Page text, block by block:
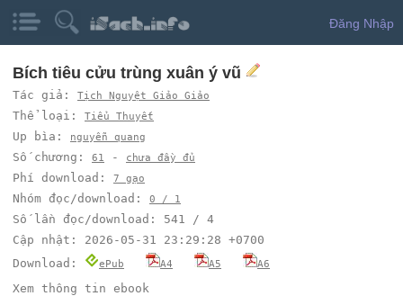
Đăng Nhập
Bích tiêu cửu trùng xuân ý vũ
Tác giả: Tịch Nguyệt Giảo Giảo
Thể loại: Tiểu Thuyết
Up bìa: nguyễn quang
Số chương: 61 - chưa đầy đủ
Phí download: 7 gạo
Nhóm đọc/download: 0 / 1
Số lần đọc/download: 541 / 4
Cập nhật: 2026-05-31 23:29:28 +0700
Download:
ePub A4 A5 A6
Xem thông tin ebook